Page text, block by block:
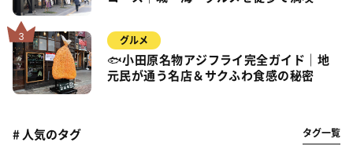
グルメ
🐟小田原名物アジフライ完全ガイド｜地
元民が通う名店＆サクふわ食感の秘密
# 人気のタグ タグ一覧